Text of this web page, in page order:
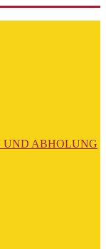
UND ABHOLUNG